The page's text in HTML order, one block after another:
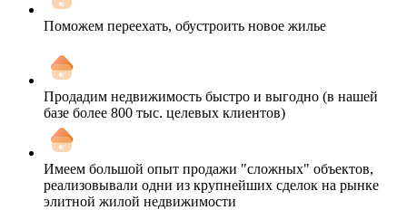
Поможем переехать, обустроить новое жилье
Продадим недвижимость быстро и выгодно (в нашей
базе более 800 тыс. целевых клиентов)
Имеем большой опыт продажи "сложных" объектов,
реализовывали одни из крупнейших сделок на рынке
элитной жилой недвижимости